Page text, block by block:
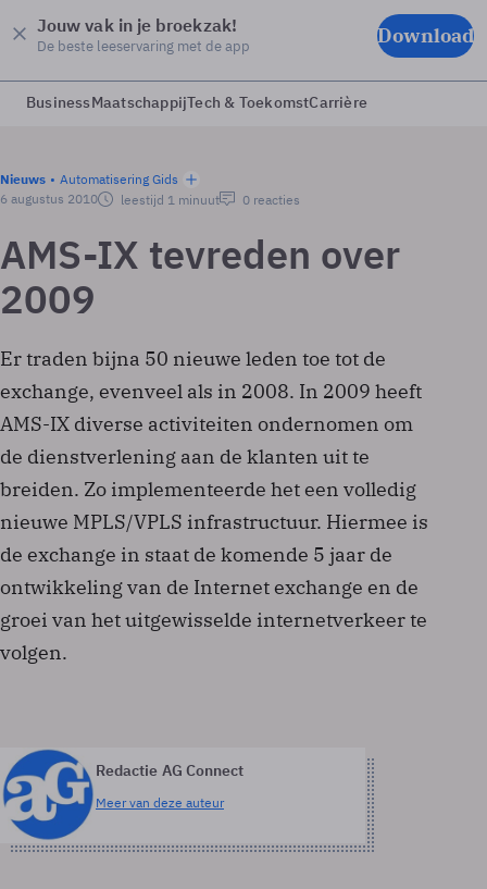
Jouw vak in je broekzak!
De beste leeservaring met de app Download
BusinessMaatschappijTech & ToekomstCarrière
Nieuws
Automatisering Gids
6 augustus 2010
leestijd 1 minuut 0 reacties
AMS-IX tevreden over
2009
Er traden bijna 50 nieuwe leden toe tot de
exchange, evenveel als in 2008. In 2009 heeft
AMS-IX diverse activiteiten ondernomen om
de dienstverlening aan de klanten uit te
breiden. Zo implementeerde het een volledig
nieuwe MPLS/VPLS infrastructuur. Hiermee is
de exchange in staat de komende 5 jaar de
ontwikkeling van de Internet exchange en de
groei van het uitgewisselde internetverkeer te
volgen.
Redactie AG Connect
Meer van deze auteur